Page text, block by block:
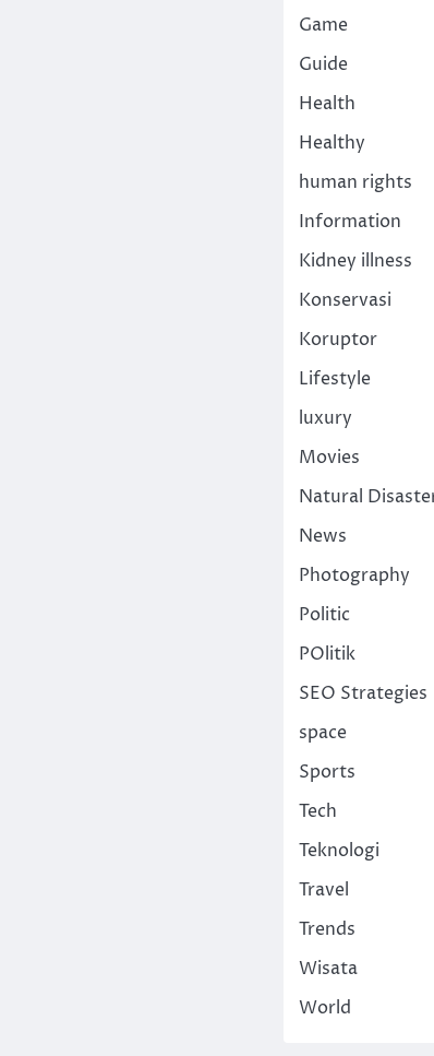
Game
Guide
Health
Healthy
human rights
Information
Kidney illness
Konservasi
Koruptor
Lifestyle
luxury
Movies
Natural
News
Photography
Politic
POlitik
SEO Strategies
space
Sports
Tech
Teknologi
Travel
Trends
Wisata
World